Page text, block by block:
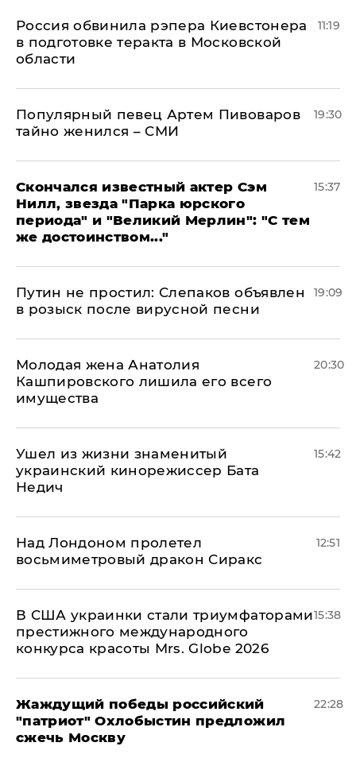
Россия обвинила рэпера Киевстонера
в подготовке теракта в Московской
области
11:19
Популярный певец Артем Пивоваров
тайно женился – СМИ
19:30
Скончался известный актер Сэм
Нилл, звезда "Парка юрского
периода" и "Великий Мерлин": "С тем
же достоинством..."
15:37
Путин не простил: Слепаков объявлен
в розыск после вирусной песни
19:09
Молодая жена Анатолия
Кашпировского лишила его всего
имущества
20:30
Ушел из жизни знаменитый
украинский кинорежиссер Бата
Недич
15:42
Над Лондоном пролетел
восьмиметровый дракон Сиракс
12:51
В США украинки стали триумфаторами
престижного международного
конкурса красоты Mrs. Globe 2026
15:38
Жаждущий победы российский
"патриот" Охлобыстин предложил
сжечь Москву
22:28